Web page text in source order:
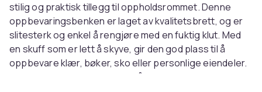
stilig og praktisk tillegg til oppholdsrommet. Denne
oppbevaringsbenken er laget av kvalitetsbrett, og er
slitesterk og enkel å rengjøre med en fuktig klut. Med
en skuff som er lett å skyve, gir den god plass til å
oppbevare klær, bøker, sko eller personlige eiendeler.
Den er en perfekt hjelper for å holde gangen,